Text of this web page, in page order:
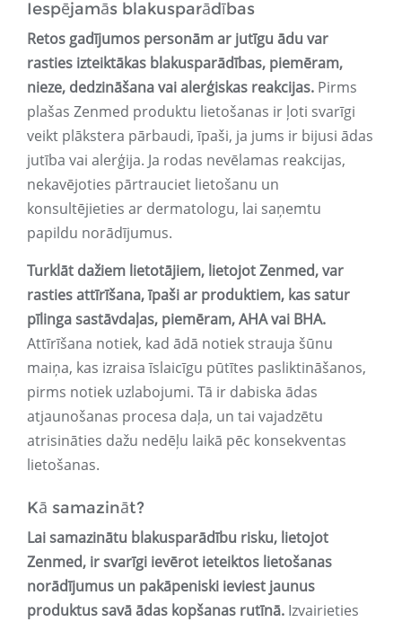
Iespējamās blakusparādības
Retos gadījumos personām ar jutīgu ādu var
rasties izteiktākas blakusparādības, piemēram,
nieze, dedzināšana vai alerģiskas reakcijas. Pirms
plašas Zenmed produktu lietošanas ir ļoti svarīgi
veikt plākstera pārbaudi, īpaši, ja jums ir bijusi ādas
jutība vai alerģija. Ja rodas nevēlamas reakcijas,
nekavējoties pārtrauciet lietošanu un
konsultējieties ar dermatologu, lai saņemtu
papildu norādījumus.
Turklāt dažiem lietotājiem, lietojot Zenmed, var
rasties attīrīšana, īpaši ar produktiem, kas satur
pīlinga sastāvdaļas, piemēram, AHA vai BHA.
Attīrīšana notiek, kad ādā notiek strauja šūnu
maiņa, kas izraisa īslaicīgu pūtītes pasliktināšanos,
pirms notiek uzlabojumi. Tā ir dabiska ādas
atjaunošanas procesa daļa, un tai vajadzētu
atrisināties dažu nedēļu laikā pēc konsekventas
lietošanas.
Kā samazināt?
Lai samazinātu blakusparādību risku, lietojot
Zenmed, ir svarīgi ievērot ieteiktos lietošanas
norādījumus un pakāpeniski ieviest jaunus
produktus savā ādas kopšanas rutīnā. Izvairieties